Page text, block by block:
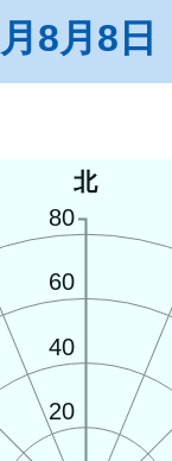
8月8日
北
20
40
60
80